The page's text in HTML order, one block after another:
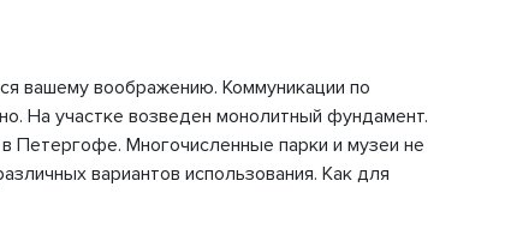
вашему воображению. Коммуникации по
На участке возведен монолитный фундамент.
Петергофе. Многочисленные парки и музеи не
вариантов использования. Как для